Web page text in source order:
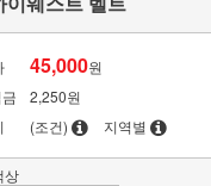
45,000원
2,250원
(조건) 지역별
상